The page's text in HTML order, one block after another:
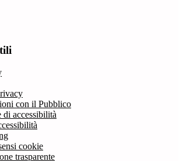
con il Pubblico
di accessibilità
cookie
trasparente